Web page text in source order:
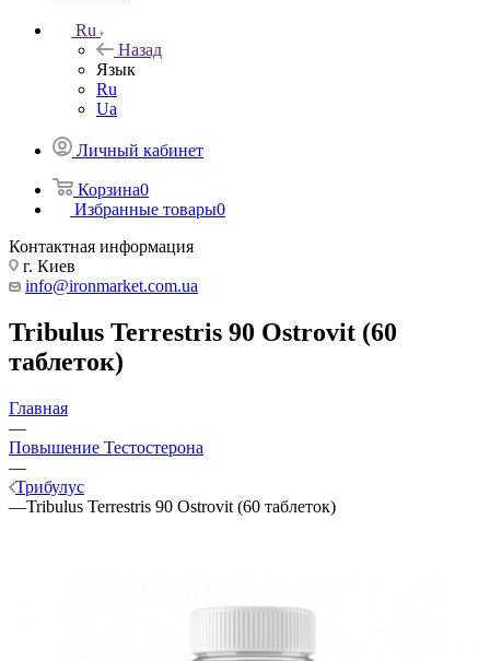
Ru
Назад
Язык
Ru
Ua
Личный кабинет
Корзина0
Избранные товары0
Контактная информация
г. Киев
info@ironmarket.com.ua
Tribulus Terrestris 90 Ostrovit (60
таблеток)
Главная
—
Повышение Тестостерона
—
Трибулус
—Tribulus Terrestris 90 Ostrovit (60 таблеток)